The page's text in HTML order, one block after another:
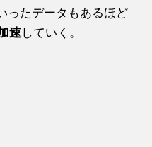
ったデータもあるほど
速 していく。